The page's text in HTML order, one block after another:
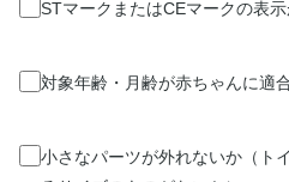
STマークまたはCEマークの表示
対象年齢・月齢が赤ちゃんに適
小さなパーツが外れないか（ト